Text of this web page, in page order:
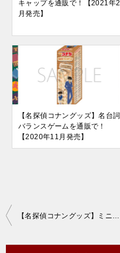
キャップを通販で！【2021年2
月発売】
【名探偵コナングッズ】名台詞
バランスゲームを通販で！
【2020年11月発売】
投
【名探偵コナングッズ】ミニチュアシリーズマルチクロスを通販で！【2020年9月発売】